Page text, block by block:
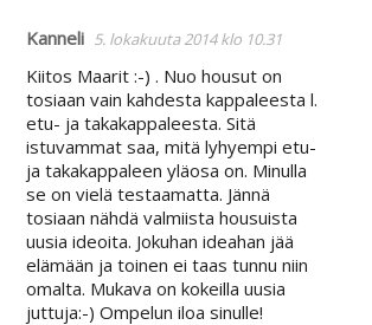
Kanneli 5. lokakuuta 2014 klo 10.31
Kiitos Maarit :-) . Nuo housut on
tosiaan vain kahdesta kappaleesta l.
etu- ja takakappaleesta. Sitä
istuvammat saa, mitä lyhyempi etu-
ja takakappaleen yläosa on. Minulla
se on vielä testaamatta. Jännä
tosiaan nähdä valmiista housuista
uusia ideoita. Jokuhan ideahan jää
elämään ja toinen ei taas tunnu niin
omalta. Mukava on kokeilla uusia
juttuja:-) Ompelun iloa sinulle!